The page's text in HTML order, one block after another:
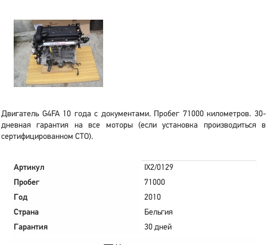
Двигатель G4FA 10 года с документами. Пробег 71000 километров. 30-
дневная гарантия на все моторы (если установка производиться в
сертифицированном СТО).
Артикул
IX2/0129
Пробег
71000
Год
2010
Страна
Бельгия
Гарантия
30 дней